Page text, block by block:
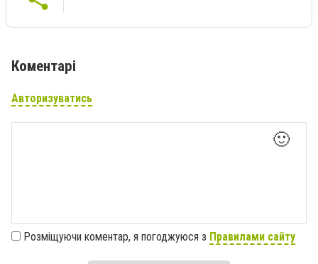
Коментарі
Авторизуватись
🙂
Розміщуючи коментар, я погоджуюся з Правилами сайту